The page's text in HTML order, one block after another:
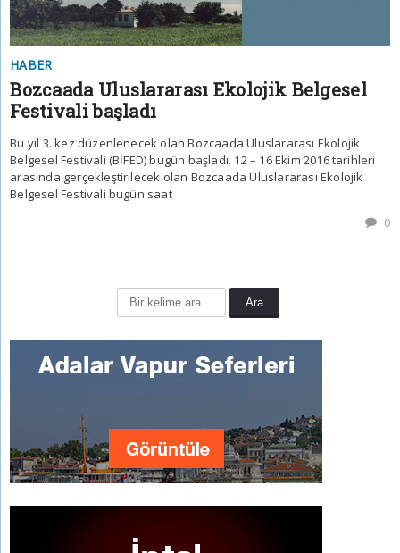
HABER
Bozcaada Uluslararası Ekolojik Belgesel
Festivali başladı
Bu yıl 3. kez düzenlenecek olan Bozcaada Uluslararası Ekolojik
Belgesel Festivali (BİFED) bugün başladı. 12 – 16 Ekim 2016 tarihleri
arasında gerçekleştirilecek olan Bozcaada Uluslararası Ekolojik
Belgesel Festivali bugün saat
0